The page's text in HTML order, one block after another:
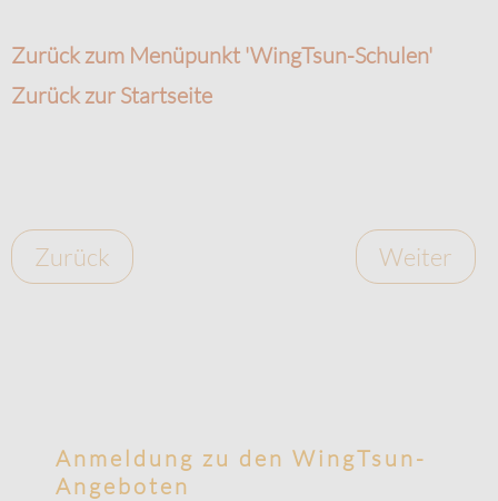
Zurück zum Menüpunkt 'WingTsun-Schulen'
Zurück zur Startseite
Zurück Weiter
Anmeldung zu den WingTsun-
Angeboten